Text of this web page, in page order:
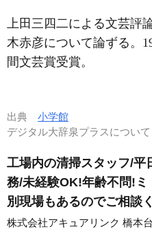
上田三四二による文芸評
木赤彦について論ずる。
間文芸賞受賞。
出典 小学館
デジタル大辞泉プラスについ
工場内の清掃スタッフ/
務/未経験OK!年齢不問!
別現場もあるのでご相談
株式会社アキュアリンク 橋本